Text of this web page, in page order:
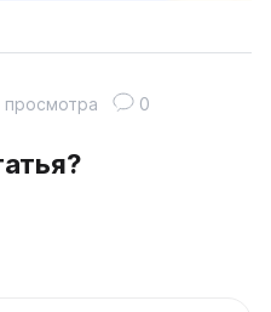
просмотра 0